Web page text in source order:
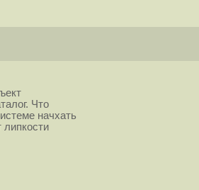
Что
начхать
липкости